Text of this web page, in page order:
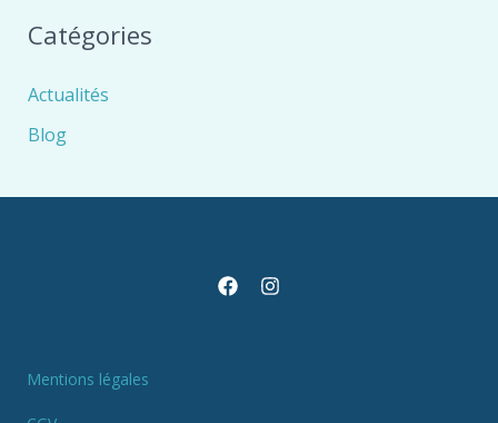
Catégories
Actualités
Blog
Mentions légales